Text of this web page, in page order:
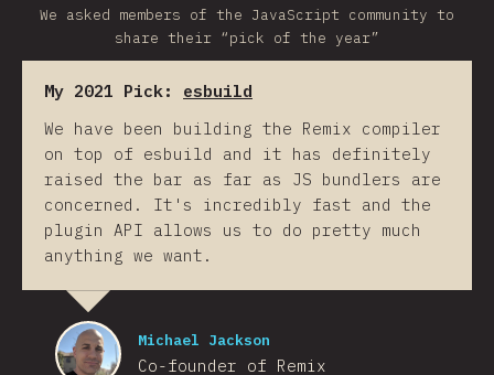
We asked members of the JavaScript community to
share their “pick of the year”
My 2021 Pick: esbuild
We have been building the Remix compiler
on top of esbuild and it has definitely
raised the bar as far as JS bundlers are
concerned. It's incredibly fast and the
plugin API allows us to do pretty much
anything we want.
Michael Jackson
Co-founder of Remix